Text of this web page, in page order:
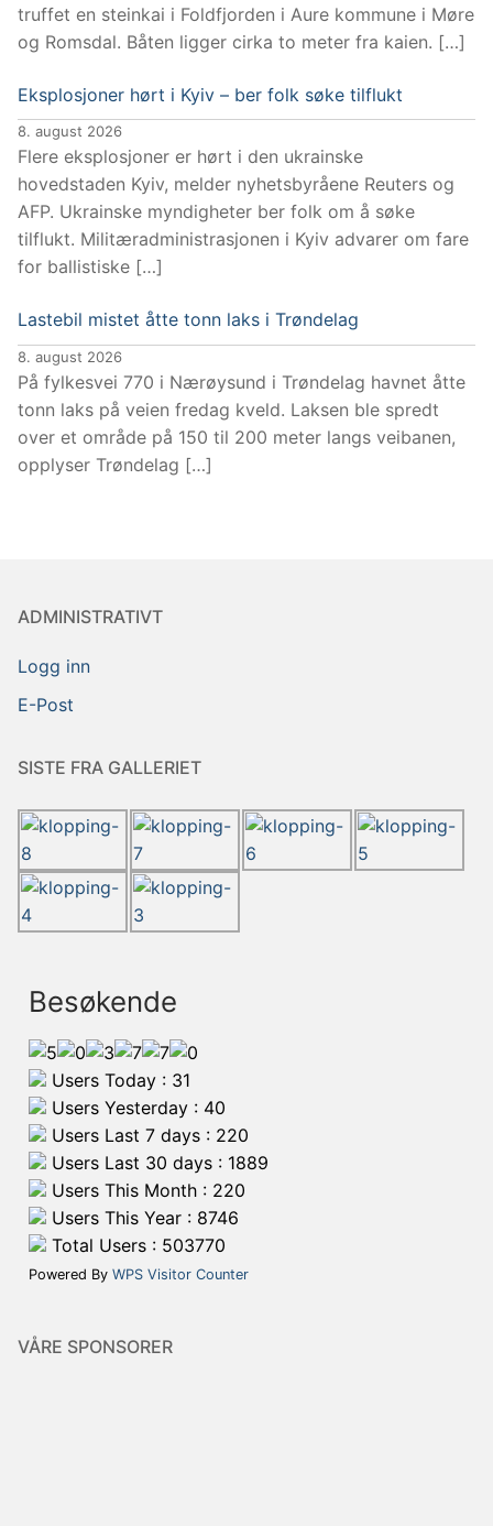
truffet en steinkai i Foldfjorden i Aure kommune i Møre
og Romsdal. Båten ligger cirka to meter fra kaien. […]
Eksplosjoner hørt i Kyiv – ber folk søke tilflukt
8. august 2026
Flere eksplosjoner er hørt i den ukrainske
hovedstaden Kyiv, melder nyhetsbyråene Reuters og
AFP. Ukrainske myndigheter ber folk om å søke
tilflukt. Militæradministrasjonen i Kyiv advarer om fare
for ballistiske […]
Lastebil mistet åtte tonn laks i Trøndelag
8. august 2026
På fylkesvei 770 i Nærøysund i Trøndelag havnet åtte
tonn laks på veien fredag kveld. Laksen ble spredt
over et område på 150 til 200 meter langs veibanen,
opplyser Trøndelag […]
ADMINISTRATIVT
Logg inn
E-Post
SISTE FRA GALLERIET
Besøkende
Users Today : 31
Users Yesterday : 40
Users Last 7 days : 220
Users Last 30 days : 1889
Users This Month : 220
Users This Year : 8746
Total Users : 503770
Powered By WPS Visitor Counter
VÅRE SPONSORER